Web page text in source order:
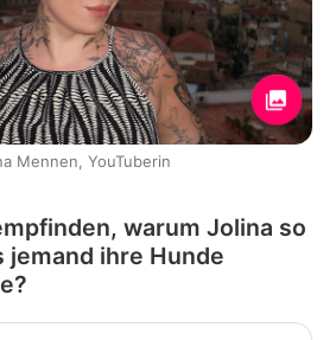
Mennen, YouTuberin
warum Jolina so
jemand ihre Hunde